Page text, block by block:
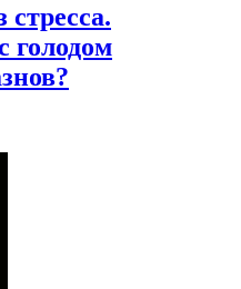
стресса.
голодом